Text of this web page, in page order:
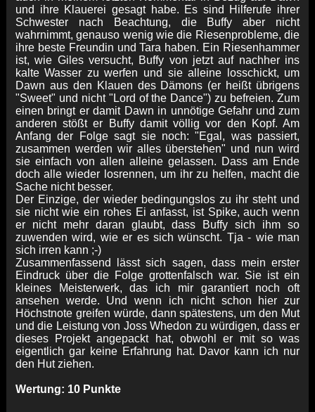
und ihre Klauerei gesagt habe. Es sind Hilferufe ihrer
Schwester nach Beachtung, die Buffy aber nicht
wahrnimmt, genauso wenig wie die Riesenprobleme, die
ihre beste Freundin und Tara haben. Ein Riesenhammer
ist, wie Giles versucht, Buffy von jetzt auf nachher ins
kalte Wasser zu werfen und sie alleine losschickt, um
Dawn aus den Klauen des Dämons (er heißt übrigens
"Sweet" und nicht "Lord of the Dance") zu befreien. Zum
einen bringt er damit Dawn in unnötige Gefahr und zum
anderen stößt er Buffy damit völlig vor den Kopf. Am
Anfang der Folge sagt sie noch: "Egal, was passiert,
zusammen werden wir alles überstehen" und nun wird
sie einfach von allen alleine gelassen. Dass am Ende
doch alle wieder losrennen, um ihr zu helfen, macht die
Sache nicht besser.
Der Einzige, der wieder bedingungslos zu ihr steht und
sie nicht wie ein rohes Ei anfasst, ist Spike, auch wenn
er nicht mehr daran glaubt, dass Buffy sich ihm so
zuwenden wird, wie er es sich wünscht. Tja - wie man
sich irren kann ;-)
Zusammenfassend lässt sich sagen, dass mein erster
Eindruck über die Folge grottenfalsch war. Sie ist ein
kleines Meisterwerk, das ich mir garantiert noch oft
ansehen werde. Und wenn ich nicht schon hier zur
Höchstnote greifen würde, dann spätestens, um den Mut
und die Leistung von Joss Whedon zu würdigen, dass er
dieses Projekt angepackt hat, obwohl er mit so was
eigentlich gar keine Erfahrung hat. Davor kann ich nur
den Hut ziehen.
Wertung: 10 Punkte